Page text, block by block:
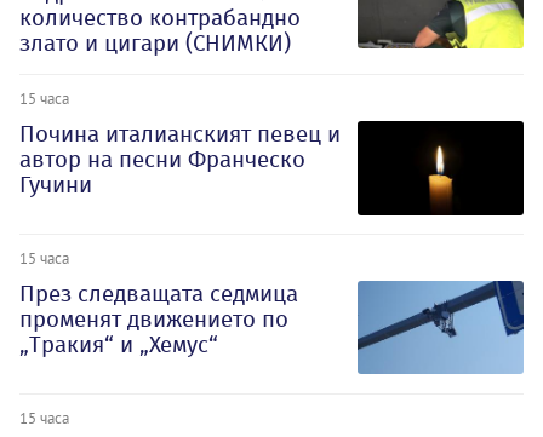
количество контрабандно
злато и цигари (СНИМКИ)
15 часа
Почина италианският певец и
автор на песни Франческо
Гучини
15 часа
През следващата седмица
променят движението по
„Тракия“ и „Хемус“
15 часа